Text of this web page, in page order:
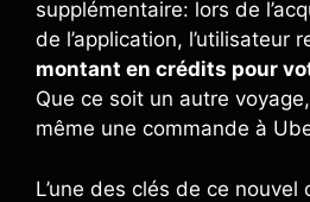
supplémentaire: lors de
de l’application, l’utilisateur
montant en crédits pour
Que ce soit un autre
même une commande à
L’une des clés de ce nouvel